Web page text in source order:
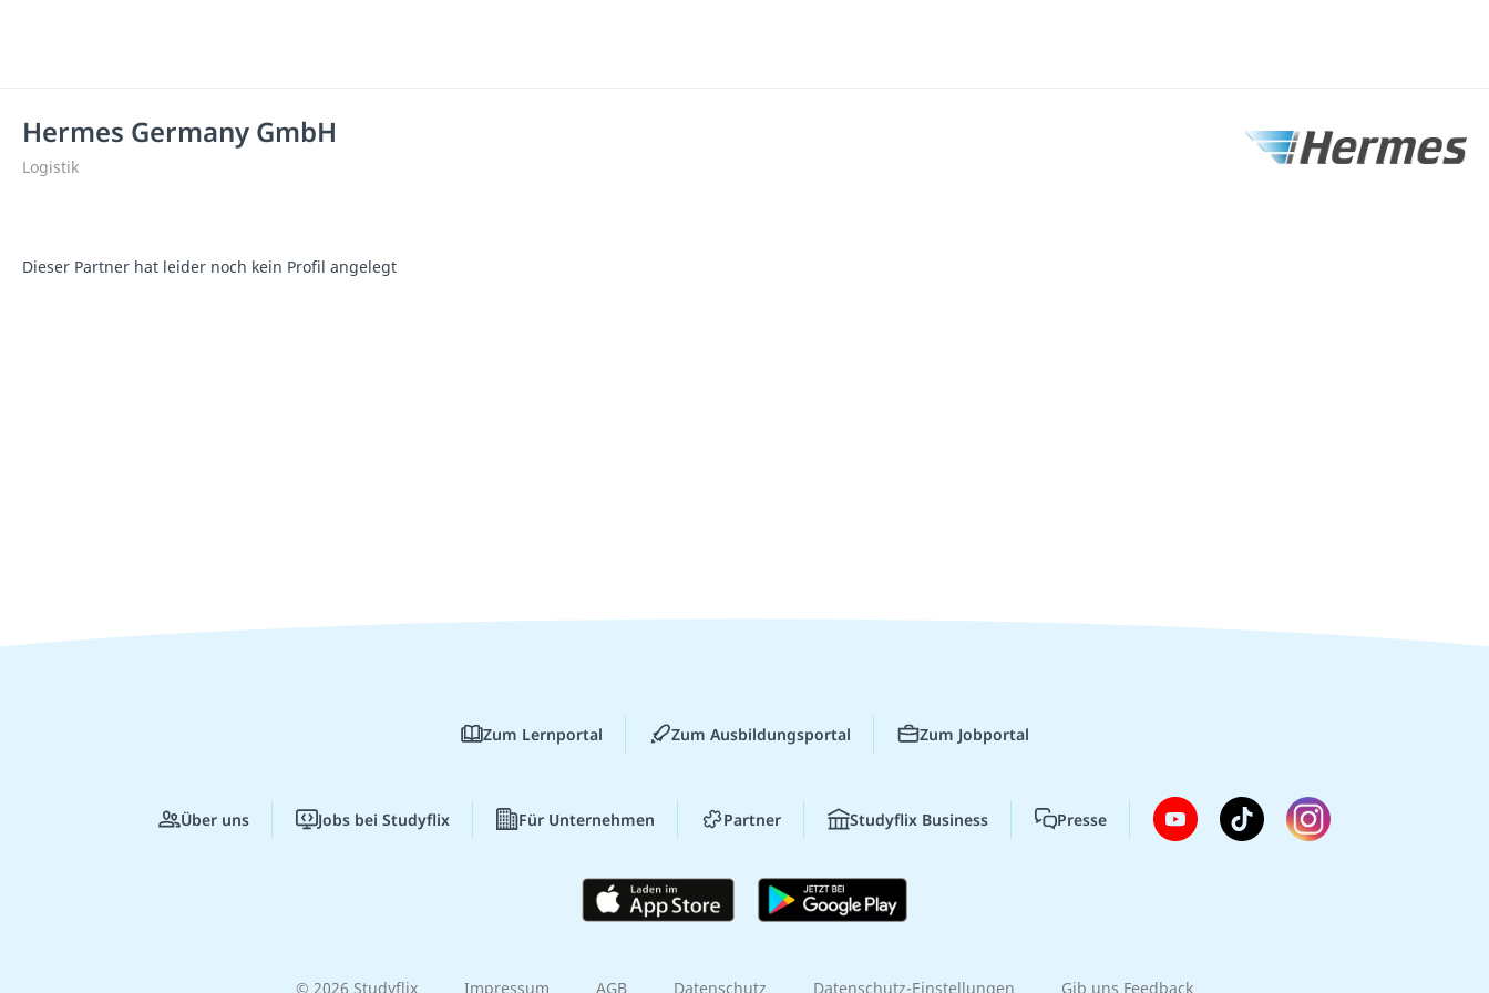
Hermes Germany GmbH
Logistik
Dieser Partner hat leider noch kein Profil angelegt
Zum Lernportal Zum Ausbildungsportal Zum Jobportal
Über uns Jobs bei Studyflix Für Unternehmen Partner Studyflix Business Presse
© 2026 Studyflix Impressum AGB Datenschutz Datenschutz-Einstellungen Gib uns Feedback